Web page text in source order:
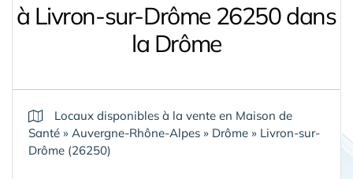
à Livron-sur-Drôme 26250 dans
la Drôme
Locaux disponibles à la vente en Maison de
Santé » Auvergne-Rhône-Alpes » Drôme » Livron-sur-
Drôme (26250)